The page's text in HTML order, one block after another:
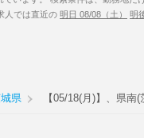
人では直近の 明日 08/08（土） 明
県 【05/18(月)】、県南